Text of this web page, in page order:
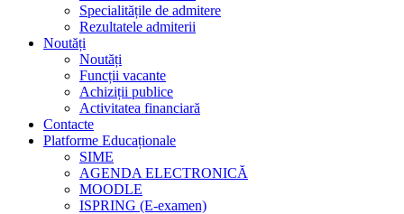
Specialitățile de admitere
Rezultatele admiterii
Noutăți
Noutăți
Funcții vacante
Achiziții publice
Activitatea financiară
Contacte
Platforme Educaționale
SIME
AGENDA ELECTRONICĂ
MOODLE
ISPRING (E-examen)